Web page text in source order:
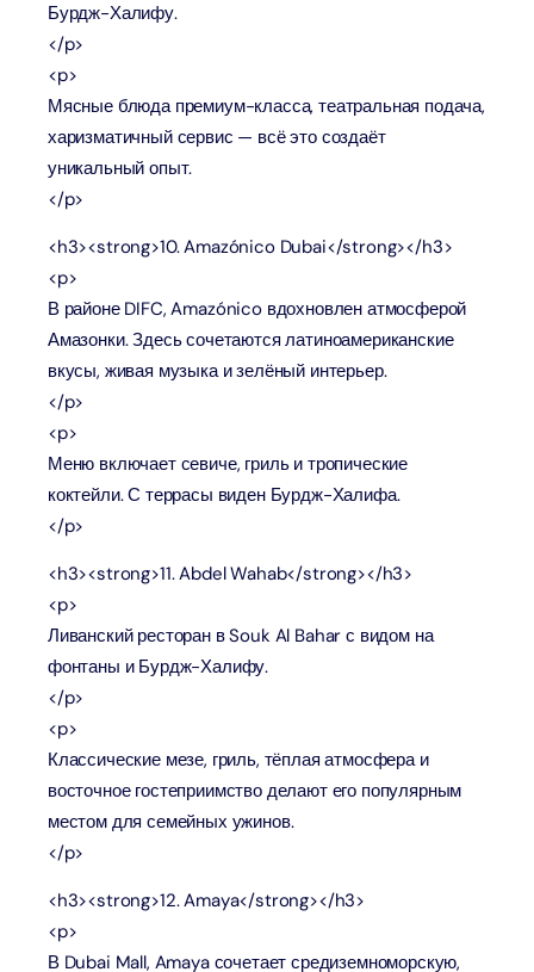
Бурдж-Халифу.
</p>
<p>
Мясные блюда премиум-класса, театральная подача,
харизматичный сервис — всё это создаёт
уникальный опыт.
</p>
<h3><strong>10. Amazónico Dubai</strong></h3>
<p>
В районе DIFC, Amazónico вдохновлен атмосферой
Амазонки. Здесь сочетаются латиноамериканские
вкусы, живая музыка и зелёный интерьер.
</p>
<p>
Меню включает севиче, гриль и тропические
коктейли. С террасы виден Бурдж-Халифа.
</p>
<h3><strong>11. Abdel Wahab</strong></h3>
<p>
Ливанский ресторан в Souk Al Bahar с видом на
фонтаны и Бурдж-Халифу.
</p>
<p>
Классические мезе, гриль, тёплая атмосфера и
восточное гостеприимство делают его популярным
местом для семейных ужинов.
</p>
<h3><strong>12. Amaya</strong></h3>
<p>
В Dubai Mall, Amaya сочетает средиземноморскую,